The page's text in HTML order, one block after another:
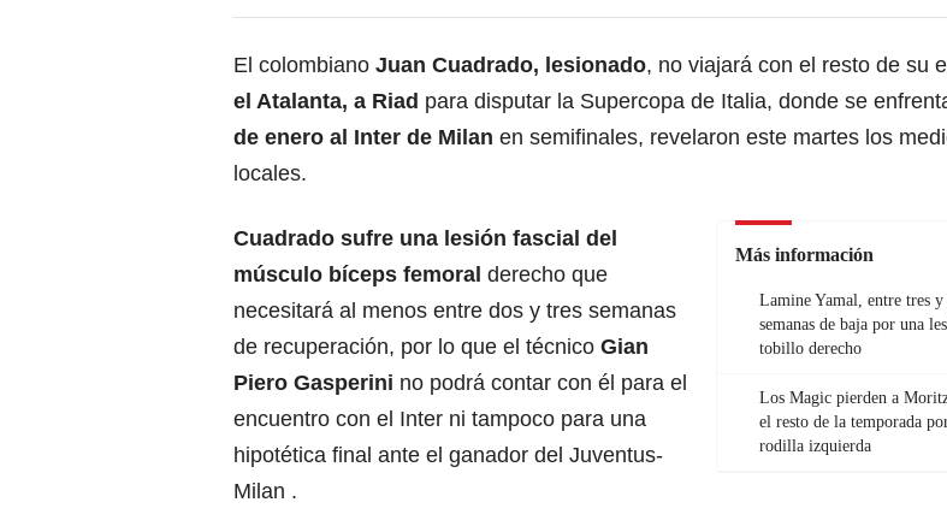
El colombiano Juan Cuadrado, lesionado, no viajará con el resto de su
el Atalanta, a Riad para disputar la Supercopa de Italia, donde se
de enero al Inter de Milan en semifinales, revelaron este martes los
locales.
Más información
Lamine Yamal, entre tres y
semanas de baja por una
tobillo derecho
Los Magic pierden a
el resto de la temporada
rodilla izquierda
Cuadrado sufre una lesión fascial del
músculo bíceps femoral derecho que
necesitará al menos entre dos y tres semanas
de recuperación, por lo que el técnico Gian
Piero Gasperini no podrá contar con él para el
encuentro con el Inter ni tampoco para una
hipotética final ante el ganador del Juventus-
Milan .